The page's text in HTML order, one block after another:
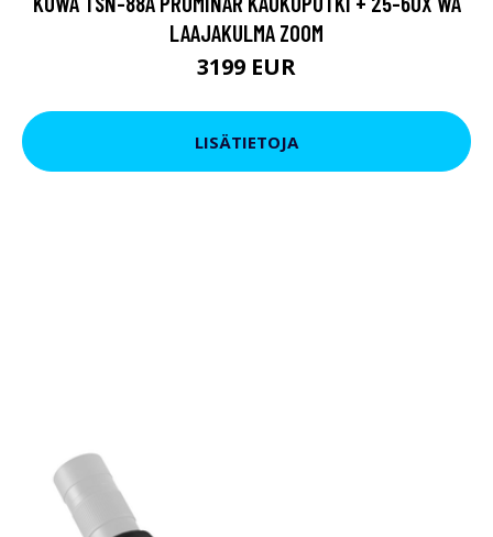
LAAJAKULMA ZOOM
3199 EUR
LISÄTIETOJA